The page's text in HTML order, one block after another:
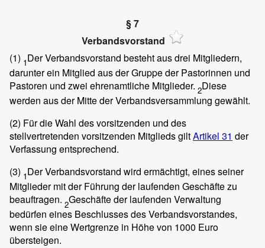
§ 7
Verbandsvorstand
(1) 1Der Verbandsvorstand besteht aus drei Mitgliedern,
darunter ein Mitglied aus der Gruppe der Pastorinnen und
Pastoren und zwei ehrenamtliche Mitglieder. 2Diese
werden aus der Mitte der Verbandsversammlung gewählt.
(2) Für die Wahl des vorsitzenden und des
stellvertretenden vorsitzenden Mitglieds giltArtikel 31 der
Verfassung entsprechend.
(3) 1Der Verbandsvorstand wird ermächtigt, eines seiner
Mitglieder mit der Führung der laufenden Geschäfte zu
beauftragen. 2Geschäfte der laufenden Verwaltung
bedürfen eines Beschlusses des Verbandsvorstandes,
wenn sie eine Wertgrenze in Höhe von 1000 Euro
übersteigen.